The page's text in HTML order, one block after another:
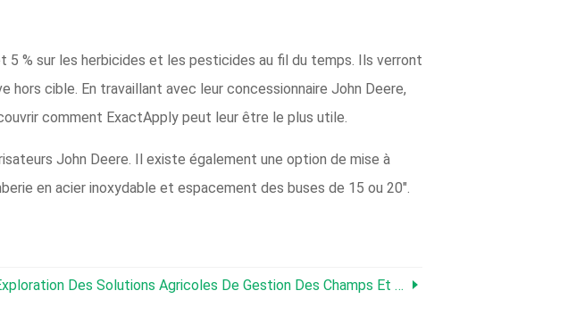
% sur les herbicides et les pesticides au fil du temps. Ils verront
cible. En travaillant avec leur concessionnaire John Deere,
comment ExactApply peut leur être le plus utile.
John Deere. Il existe également une option de mise à
en acier inoxydable et espacement des buses de 15 ou 20″.
Des Solutions Agricoles De Gestion Des Champs Et De L'eau De John Deere